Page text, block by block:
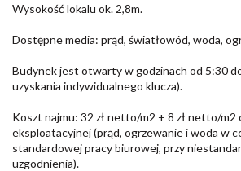
Wysokość lokalu ok. 2,8m.
Dostępne media: prąd, światłowód, woda,
Budynek jest otwarty w godzinach od 5:30
uzyskania indywidualnego klucza).
Koszt najmu: 32 zł netto/m2 + 8 zł netto/m2
eksploatacyjnej (prąd, ogrzewanie i woda w
standardowej pracy biurowej, przy
uzgodnienia).